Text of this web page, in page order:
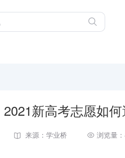
2021新高考志愿如
来源：学业桥 浏览量